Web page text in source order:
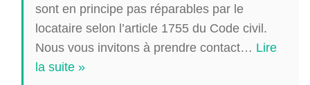
sont en principe pas réparables par le
locataire selon l’article 1755 du Code civil.
Nous vous invitons à prendre contact… Lire
la suite »